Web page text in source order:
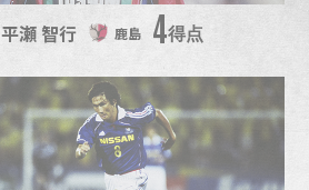
平瀬 智行 鹿島 4得点